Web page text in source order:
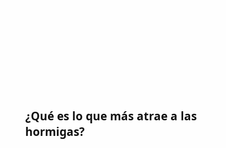
¿Qué es lo que más atrae a las
hormigas?